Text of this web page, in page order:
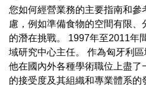
您如何經營業務的主要指南和參
慮，例如準備食物的空間有限
的潛在挑戰。 1997年至2011年
域研究中心主任。 作為匈牙利區
他在國內外各種學術職位上盡
的接受度及其組織和專業體系的